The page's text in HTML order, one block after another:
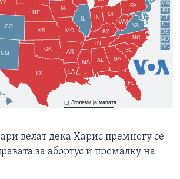
велат дека Харис премногу се
за абортус и премалку на